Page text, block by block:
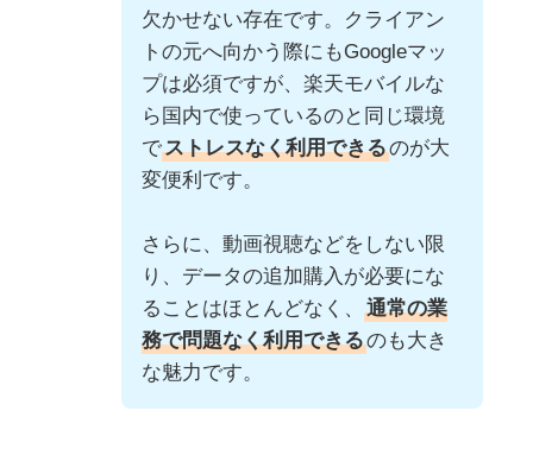
欠かせない存在です。クライアン
トの元へ向かう際にもGoogleマッ
プは必須ですが、楽天モバイルな
ら国内で使っているのと同じ環境
でストレスなく利用できるのが大
変便利です。
さらに、動画視聴などをしない限
り、データの追加購入が必要にな
ることはほとんどなく、
通常の業
務で問題なく利用できるのも大き
な魅力です。